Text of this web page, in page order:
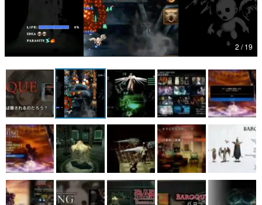
カテゴリ
マンガ
女性向け
アプリレビュー
その他
電ファミニコゲーマーとは？
運営：株式会社マレ
2 / 19